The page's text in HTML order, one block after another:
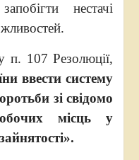
нестачі
п. 107 Резолюції,
ввести систему
зі свідомо
місць у